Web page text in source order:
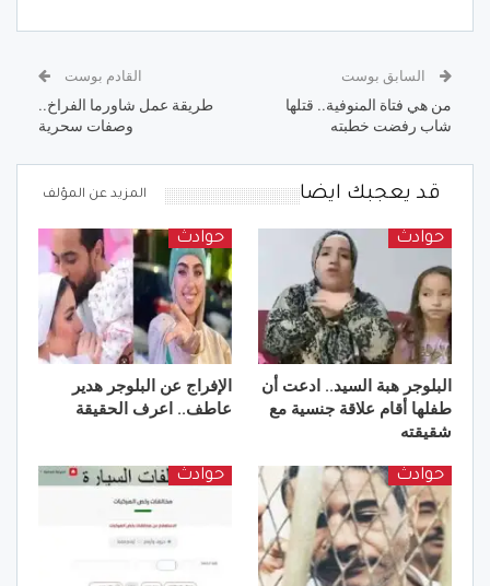
السابق بوست
من هي فتاة المنوفية.. قتلها
شاب رفضت خطبته
القادم بوست
طريقة عمل شاورما الفراخ..
وصفات سحرية
قد يعجبك ايضا المزيد عن المؤلف
حوادث
البلوجر هبة السيد.. ادعت أن
طفلها أقام علاقة جنسية مع
شقيقته
حوادث
الإفراج عن البلوجر هدير
عاطف.. اعرف الحقيقة
حوادث حوادث